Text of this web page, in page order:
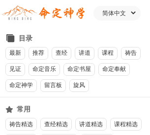
目录
最新 推荐 查经 讲道 课程 祷告
见证 命定音乐 命定书屋 命定奉献
命定神学 留言板 旋风
常用
祷告精选 查经精选 讲道精选 课程精选